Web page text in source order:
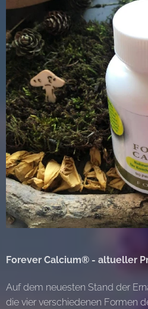
Forever Calcium® - altueller
Auf dem neuesten Stand der
die vier verschiedenen Formen